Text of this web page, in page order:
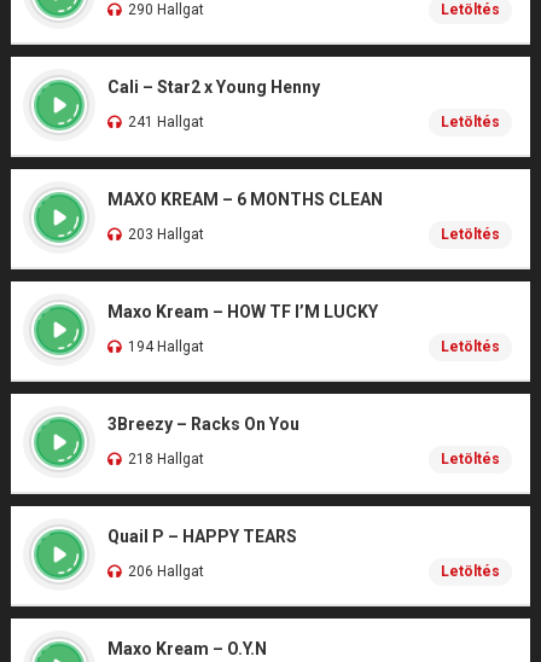
290 Hallgat Letöltés
Cali – Star2 x Young Henny
241 Hallgat Letöltés
MAXO KREAM – 6 MONTHS CLEAN
203 Hallgat Letöltés
Maxo Kream – HOW TF I’M LUCKY
194 Hallgat Letöltés
3Breezy – Racks On You
218 Hallgat Letöltés
Quail P – HAPPY TEARS
206 Hallgat Letöltés
Maxo Kream – O.Y.N